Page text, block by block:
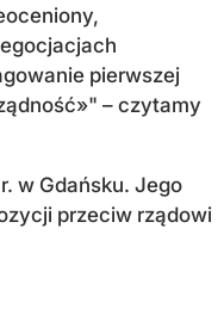
pierwszej
– czytamy
w Gdańsku. Jego
przeciw rządowi